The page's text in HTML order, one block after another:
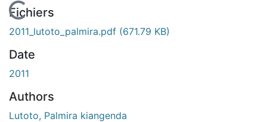
En cours de chargement...
Fichiers
2011_lutoto_palmira.pdf (671.79 KB)
Date
2011
Authors
Lutoto, Palmira kiangenda